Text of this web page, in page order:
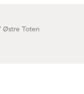
Østre Toten